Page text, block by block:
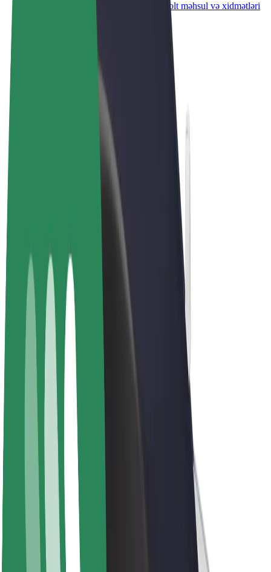
Biznesiniz üçün miqyaslandırılmış Bolt məhsul və xidmətləri
Bolt Food
Bolt Drive
Biznes üçün Bolt
Elektrikli velosipedlər
Bolt Plus
Bolt ilə pul qazanın
Sürücülər
Sürücü qazancı
Kuryerlər
Kuryer qazancı
Bolt Food təchizatçıları
Sahibkarlar
Françayzinq
Vakansiyalar